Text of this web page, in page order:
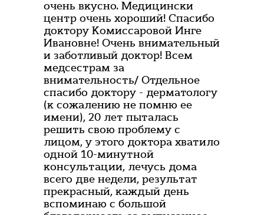
очень вкусно. Медицински
центр очень хороший! Спасибо
доктору Комиссаровой Инге
Ивановне! Очень внимательный
и заботливый доктор! Всем
медсестрам за
внимательность/ Отдельное
спасибо доктору - дерматологу
(к сожалению не помню ее
имени), 20 лет пыталась
решить свою проблему с
лицом, у этого доктора хватило
одной 10-минутной
консультации, лечусь дома
всего две недели, результат
прекрасный, каждый день
вспоминаю с большой